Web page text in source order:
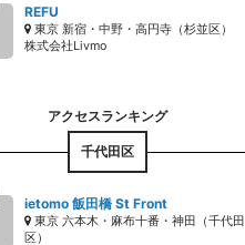
REFU
東京 新宿・中野・高円寺（杉並区）
株式会社Livmo
千代田区
ietomo 飯田橋 St Front
東京 六本木・麻布十番・神田（千代田
区）